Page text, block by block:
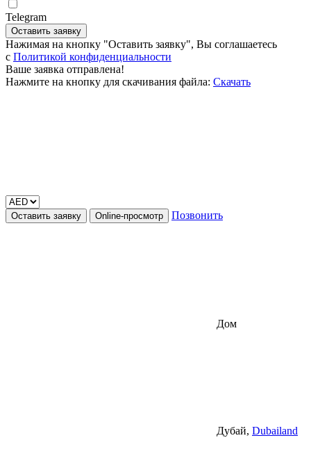
Telegram
Оставить заявку
Нажимая на кнопку "Оставить заявку", Вы соглашаетесь
c Политикой конфиденциальности
Ваше заявка отправлена!
Нажмите на кнопку для скачивания файла: Скачать
Оставить заявку Online-просмотр Позвонить
Дом
Дубай, Dubailand